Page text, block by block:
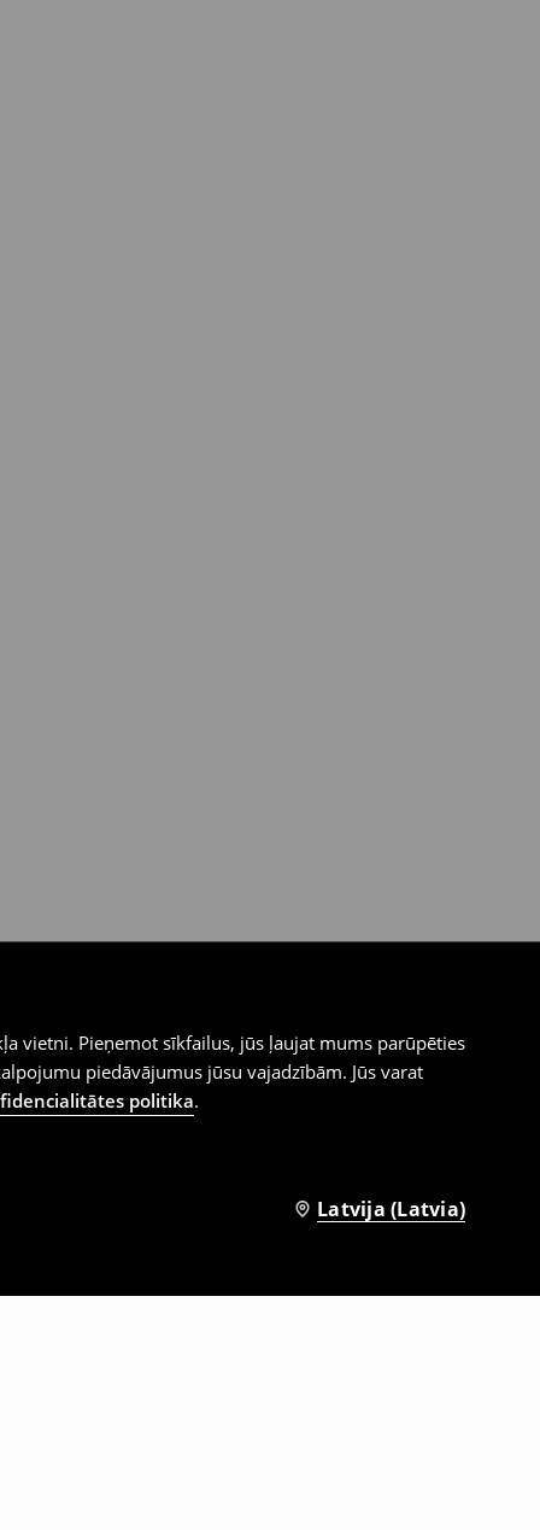
vietni. Pieņemot sīkfailus, jūs ļaujat mums parūpēties
piedāvājumus jūsu vajadzībām. Jūs varat
politika.
Latvija (Latvia)